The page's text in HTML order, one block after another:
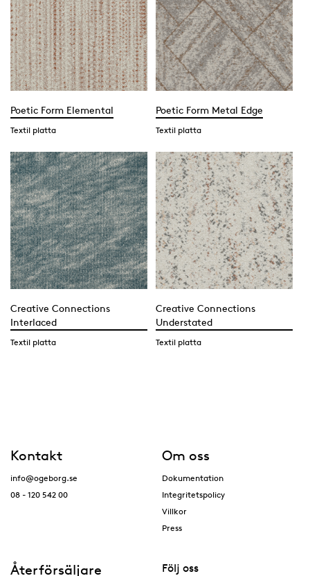
Poetic Form Elemental
Textil platta
Poetic Form Metal Edge
Textil platta
Creative Connections
Interlaced
Textil platta
Creative Connections
Understated
Textil platta
Kontakt
info@ogeborg.se
08 - 120 542 00
Om oss
Dokumentation
Integritetspolicy
Villkor
Press
Återförsäljare Följ oss